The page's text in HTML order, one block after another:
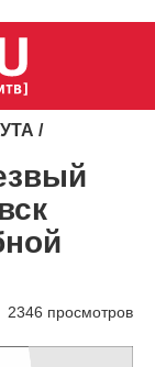
/
2346 просмотров